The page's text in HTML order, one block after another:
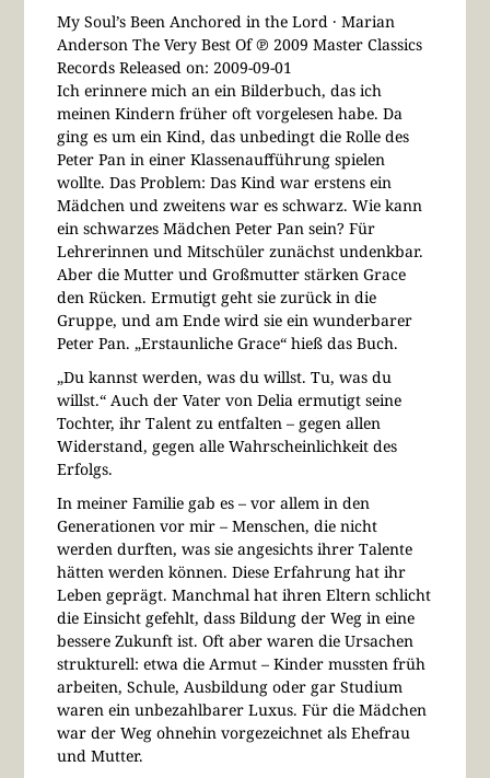
My Soul’s Been Anchored in the Lord · Marian
Anderson The Very Best Of ℗ 2009 Master Classics
Records Released on: 2009-09-01
Ich erinnere mich an ein Bilderbuch, das ich
meinen Kindern früher oft vorgelesen habe. Da
ging es um ein Kind, das unbedingt die Rolle des
Peter Pan in einer Klassenaufführung spielen
wollte. Das Problem: Das Kind war erstens ein
Mädchen und zweitens war es schwarz. Wie kann
ein schwarzes Mädchen Peter Pan sein? Für
Lehrerinnen und Mitschüler zunächst undenkbar.
Aber die Mutter und Großmutter stärken Grace
den Rücken. Ermutigt geht sie zurück in die
Gruppe, und am Ende wird sie ein wunderbarer
Peter Pan. „Erstaunliche Grace“ hieß das Buch.
„Du kannst werden, was du willst. Tu, was du
willst.“ Auch der Vater von Delia ermutigt seine
Tochter, ihr Talent zu entfalten – gegen allen
Widerstand, gegen alle Wahrscheinlichkeit des
Erfolgs.
In meiner Familie gab es – vor allem in den
Generationen vor mir – Menschen, die nicht
werden durften, was sie angesichts ihrer Talente
hätten werden können. Diese Erfahrung hat ihr
Leben geprägt. Manchmal hat ihren Eltern schlicht
die Einsicht gefehlt, dass Bildung der Weg in eine
bessere Zukunft ist. Oft aber waren die Ursachen
strukturell: etwa die Armut – Kinder mussten früh
arbeiten, Schule, Ausbildung oder gar Studium
waren ein unbezahlbarer Luxus. Für die Mädchen
war der Weg ohnehin vorgezeichnet als Ehefrau
und Mutter.